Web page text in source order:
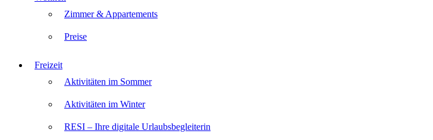
Zimmer & Appartements
Preise
Freizeit
Aktivitäten im Sommer
Aktivitäten im Winter
RESI – Ihre digitale Urlaubsbegleiterin